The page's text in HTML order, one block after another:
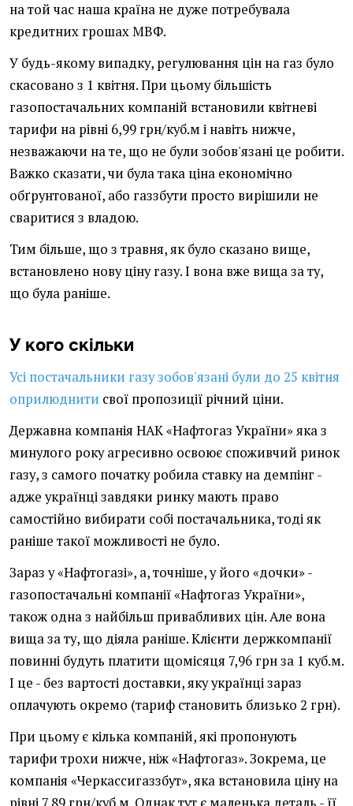
на той час наша країна не дуже потребувала
кредитних грошах МВФ.
У будь-якому випадку, регулювання цін на газ було
скасовано з 1 квітня. При цьому більшість
газопостачальних компаній встановили квітневі
тарифи на рівні 6,99 грн/куб.м і навіть нижче,
незважаючи на те, що не були зобов'язані це робити.
Важко сказати, чи була така ціна економічно
обґрунтованої, або газзбути просто вирішили не
сваритися з владою.
Тим більше, що з травня, як було сказано вище,
встановлено нову ціну газу. І вона вже вища за ту,
що була раніше.
У кого скільки
Усі постачальники газу зобов'язані були до 25 квітня
оприлюднити свої пропозиції річний ціни.
Державна компанія НАК «Нафтогаз України» яка з
минулого року агресивно освоює споживчий ринок
газу, з самого початку робила ставку на демпінг -
адже українці завдяки ринку мають право
самостійно вибирати собі постачальника, тоді як
раніше такої можливості не було.
Зараз у «Нафтогазі», а, точніше, у його «дочки» -
газопостачальні компанії «Нафтогаз України»,
також одна з найбільш привабливих цін. Але вона
вища за ту, що діяла раніше. Клієнти держкомпанії
повинні будуть платити щомісяця 7,96 грн за 1 куб.м.
І це - без вартості доставки, яку українці зараз
оплачують окремо (тариф становить близько 2 грн).
При цьому є кілька компаній, які пропонують
тарифи трохи нижче, ніж «Нафтогаз». Зокрема, це
компанія «Черкассигаззбут», яка встановила ціну на